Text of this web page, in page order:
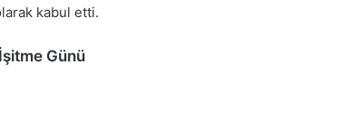
kabul etti.
Günü